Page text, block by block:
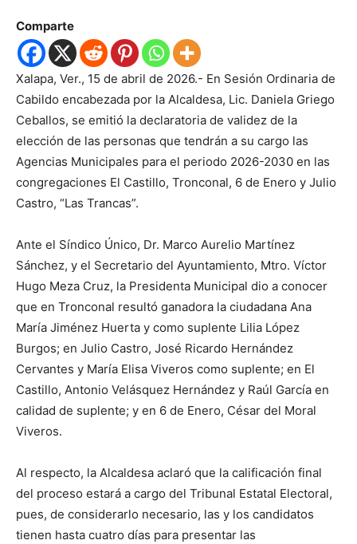
Comparte
Xalapa, Ver., 15 de abril de 2026.- En Sesión Ordinaria de
Cabildo encabezada por la Alcaldesa, Lic. Daniela Griego
Ceballos, se emitió la declaratoria de validez de la
elección de las personas que tendrán a su cargo las
Agencias Municipales para el periodo 2026-2030 en las
congregaciones El Castillo, Tronconal, 6 de Enero y Julio
Castro, “Las Trancas”.
Ante el Síndico Único, Dr. Marco Aurelio Martínez
Sánchez, y el Secretario del Ayuntamiento, Mtro. Víctor
Hugo Meza Cruz, la Presidenta Municipal dio a conocer
que en Tronconal resultó ganadora la ciudadana Ana
María Jiménez Huerta y como suplente Lilia López
Burgos; en Julio Castro, José Ricardo Hernández
Cervantes y María Elisa Viveros como suplente; en El
Castillo, Antonio Velásquez Hernández y Raúl García en
calidad de suplente; y en 6 de Enero, César del Moral
Viveros.
Al respecto, la Alcaldesa aclaró que la calificación final
del proceso estará a cargo del Tribunal Estatal Electoral,
pues, de considerarlo necesario, las y los candidatos
tienen hasta cuatro días para presentar las